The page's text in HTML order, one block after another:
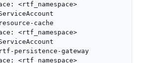
<rtf_namespace>
cache
<rtf_namespace>
persistence-gateway
<rtf_namespace>